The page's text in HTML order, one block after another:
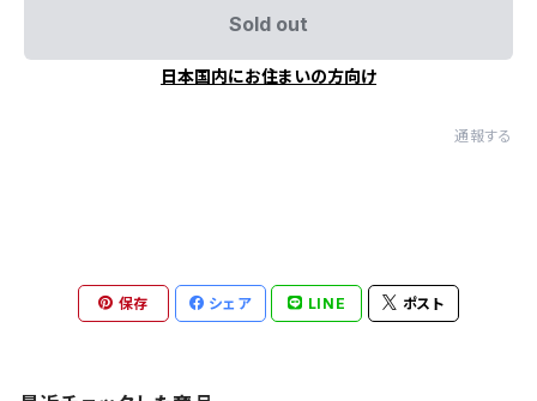
Sold out
日本国内にお住まいの方向け
通報する
保存 シェア LINE ポスト